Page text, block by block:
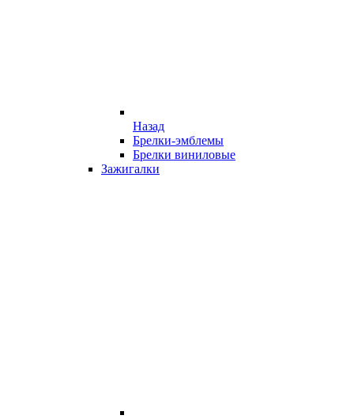
Назад
Брелки-эмблемы
Брелки виниловые
Зажигалки